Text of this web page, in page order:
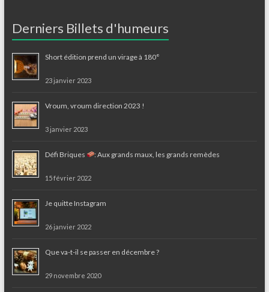
Derniers Billets d'humeurs
Short édition prend un virage à 180°
23 janvier 2023
Vroum, vroum direction 2023 !
3 janvier 2023
Défi Briques : Aux grands maux, les grands remèdes
15 février 2022
Je quitte Instagram
26 janvier 2022
Que va-t-il se passer en décembre ?
29 novembre 2020